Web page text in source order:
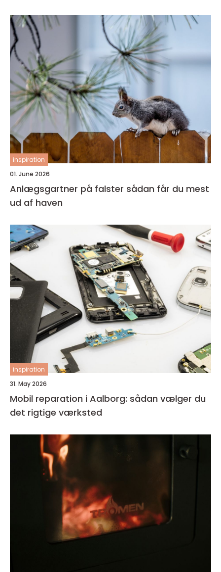
inspiration
01. June 2026
Anlægsgartner på falster sådan får du mest
ud af haven
inspiration
31. May 2026
Mobil reparation i Aalborg: sådan vælger du
det rigtige værksted